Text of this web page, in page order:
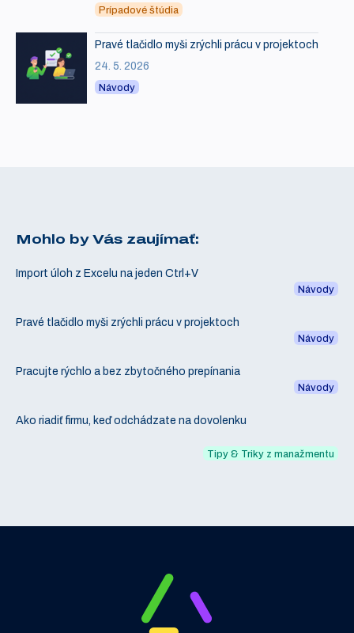
Prípadové štúdia
Pravé tlačidlo myši zrýchli prácu v projektoch
24. 5. 2026
Návody
Mohlo by Vás zaujímať:
Import úloh z Excelu na jeden Ctrl+V
Návody
Pravé tlačidlo myši zrýchli prácu v projektoch
Návody
Pracujte rýchlo a bez zbytočného prepínania
Návody
Ako riadiť firmu, keď odchádzate na dovolenku
Tipy & Triky z manažmentu